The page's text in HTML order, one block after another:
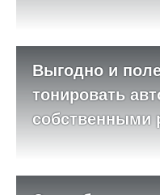
Выгодно и
тонировать
собственными